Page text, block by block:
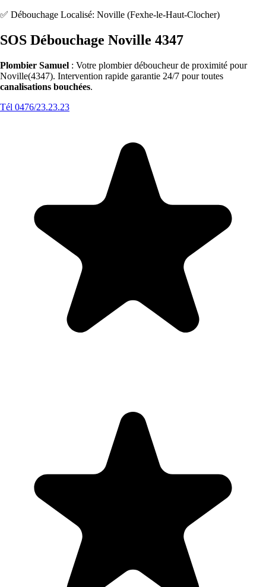
✅ Débouchage Localisé: Noville (Fexhe-le-Haut-Clocher)
SOS Débouchage Noville 4347
Plombier Samuel : Votre plombier déboucheur de proximité pour
Noville(4347). Intervention rapide garantie 24/7 pour toutes
canalisations bouchées.
Tél 0476/23.23.23